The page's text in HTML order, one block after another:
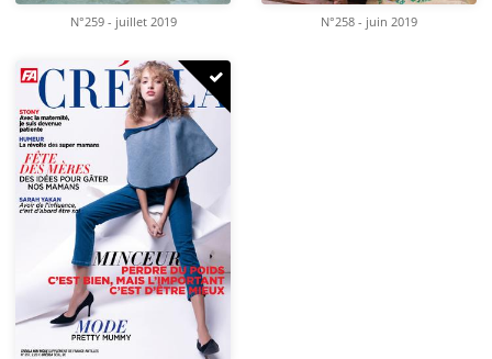
N°259 - juillet 2019 N°258 - juin 2019